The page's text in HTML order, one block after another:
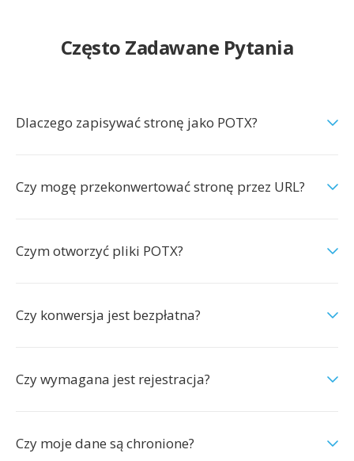
Często Zadawane Pytania
Dlaczego zapisywać stronę jako POTX?
Czy mogę przekonwertować stronę przez URL?
Czym otworzyć pliki POTX?
Czy konwersja jest bezpłatna?
Czy wymagana jest rejestracja?
Czy moje dane są chronione?